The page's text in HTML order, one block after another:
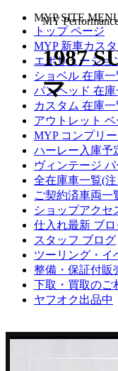
MYP SITE
トップ ページ
MYP 新車カス
エボリューショ
ショベル 在庫一
パンヘッド 在庫
カスタム 在庫一
アウトレット
MYP コンプリ
ハーレー入庫予
ヴィンテージ
全在庫車一覧(
ご契約済車両一
ショップアクセ
仕入れ最新 ブロ
スタッフ ブログ
ツーリング・イ
整備・保証付販
下取・買取のご
ヤフオク出品中
MY
1987
マ